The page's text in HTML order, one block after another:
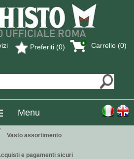
Carrello (0)
Preferiti (0)
Menu
Vasto assortimento
e pagamenti sicuri